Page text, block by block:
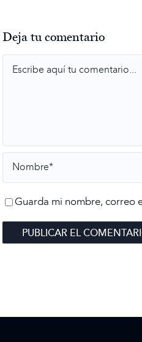
Deja tu comentario
Comment
Guarda mi nombre, correo